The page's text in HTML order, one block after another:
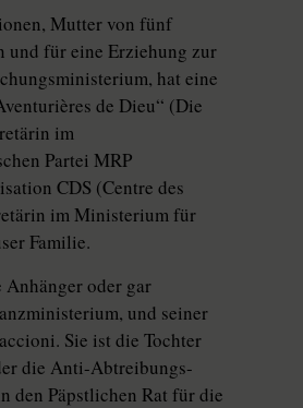
Mutter von fünf
und für eine Erziehung zur
hat eine
de Dieu“ (Die
im
Partei MRP
CDS (Centre des
im Ministerium für
Familie.
Anhänger oder gar
und seiner
Sie ist die Tochter
die Anti-Abtreibungs-
den Päpstlichen Rat für die